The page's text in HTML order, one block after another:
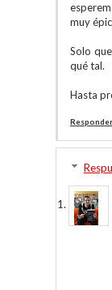
muy
Solo
qué tal.
Hasta
Responder